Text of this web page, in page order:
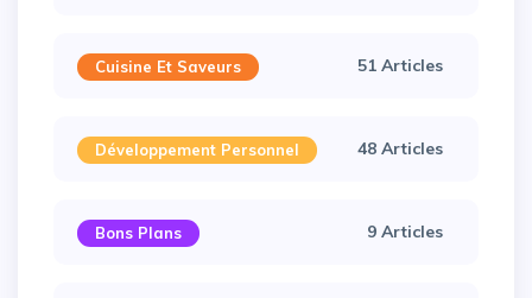
Cuisine Et Saveurs 51 Articles
Développement Personnel 48 Articles
Bons Plans 9 Articles